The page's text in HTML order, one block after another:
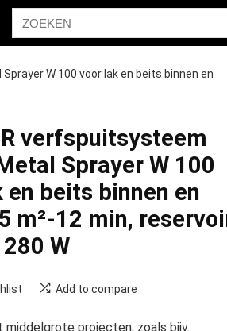
W 100 voor lak en beits binnen en
verfspuitsysteem
Sprayer W 100
en beits binnen en
m²-12 min,
W
Add to compare
middelgrote projecten, zoals bijv.